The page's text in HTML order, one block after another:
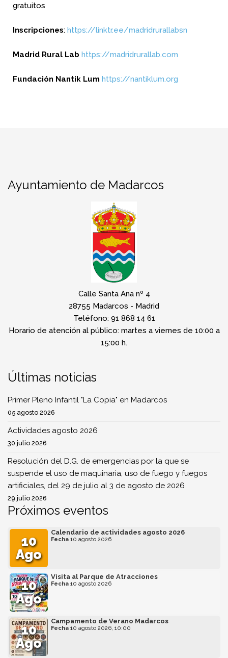
gratuitos
Inscripciones: https://linktr.ee/madridrurallabsn
Madrid Rural Lab https://madridrurallab.com
Fundación Nantik Lum https://nantiklum.org
Ayuntamiento de Madarcos
Calle Santa Ana nº 4
28755 Madarcos - Madrid
Teléfono: 91 868 14 61
Horario de atención al público: martes a viernes de 10:00 a
15:00 h.
Últimas noticias
Primer Pleno Infantil "La Copia" en Madarcos
05 agosto 2026
Actividades agosto 2026
30 julio 2026
Resolución del D.G. de emergencias por la que se
suspende el uso de maquinaria, uso de fuego y fuegos
artificiales, del 29 de julio al 3 de agosto de 2026
29 julio 2026
Próximos eventos
10
Ago
Calendario de actividades agosto 2026
Fecha 10 agosto 2026
10
Ago
Visita al Parque de Atracciones
Fecha 10 agosto 2026
10
Ago
Campamento de Verano Madarcos
Fecha 10 agosto 2026, 10:00